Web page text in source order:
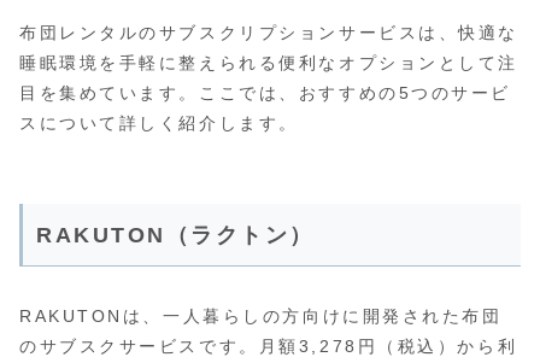
布団レンタルのサブスクリプションサービスは、快適な
睡眠環境を手軽に整えられる便利なオプションとして注
目を集めています。ここでは、おすすめの5つのサービ
スについて詳しく紹介します。
RAKUTON（ラクトン）
RAKUTONは、一人暮らしの方向けに開発された布団
のサブスクサービスです。月額3,278円（税込）から利